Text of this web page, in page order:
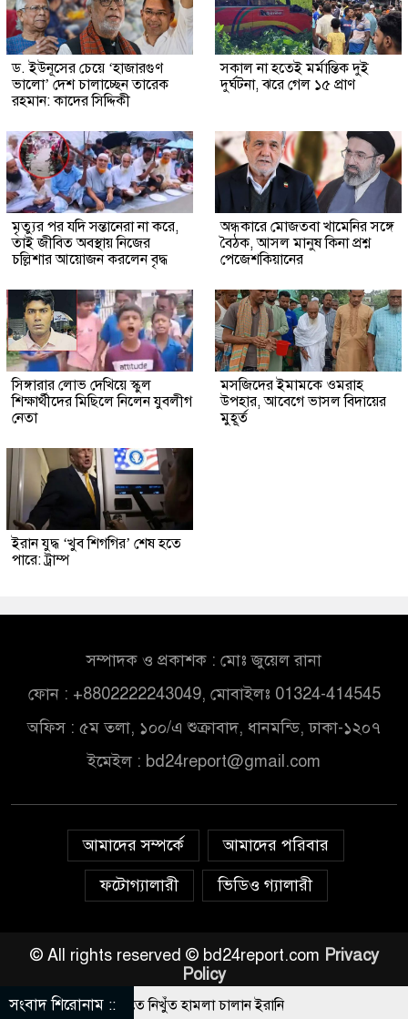
ড. ইউনূসের চেয়ে ‘হাজারগুণ
ভালো’ দেশ চালাচ্ছেন তারেক
রহমান: কাদের সিদ্দিকী
সকাল না হতেই মর্মান্তিক দুই
দুর্ঘটনা, ঝরে গেল ১৫ প্রাণ
মৃত্যুর পর যদি সন্তানেরা না করে,
তাই জীবিত অবস্থায় নিজের
চল্লিশার আয়োজন করলেন বৃদ্ধ
অন্ধকারে মোজতবা খামেনির সঙ্গে
বৈঠক, আসল মানুষ কিনা প্রশ্ন
পেজেশকিয়ানের
সিঙ্গারার লোভ দেখিয়ে স্কুল
শিক্ষার্থীদের মিছিলে নিলেন যুবলীগ
নেতা
মসজিদের ইমামকে ওমরাহ
উপহার, আবেগে ভাসল বিদায়ের
মুহূর্ত
ইরান যুদ্ধ ‘খুব শিগগির’ শেষ হতে
পারে: ট্রাম্প
সম্পাদক ও প্রকাশক : মোঃ জুয়েল রানা
ফোন : +8802222243049, মোবাইলঃ 01324-414545
অফিস : ৫ম তলা, ১০০/এ শুক্রাবাদ, ধানমন্ডি, ঢাকা-১২০৭
ইমেইল : bd24report@gmail.com
আমাদের সম্পর্কে
আমাদের পরিবার
ফটোগ্যালারী
ভিডিও গ্যালারী
© All rights reserved © bd24report.com Privacy
Policy
সংবাদ শিরোনাম ::
মার্কিন ঘাঁটিতে নিখুঁত হামলা চালান ইরানি